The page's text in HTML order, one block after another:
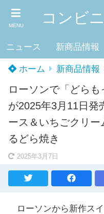
MENU コンビ
ニュース 新商品情報
ホーム 新商品情報
ローソンで「どらも
が2025年3月11日発
ース＆いちごクリ
るどら焼き
2025年3月7日
ローソンから新作スイ